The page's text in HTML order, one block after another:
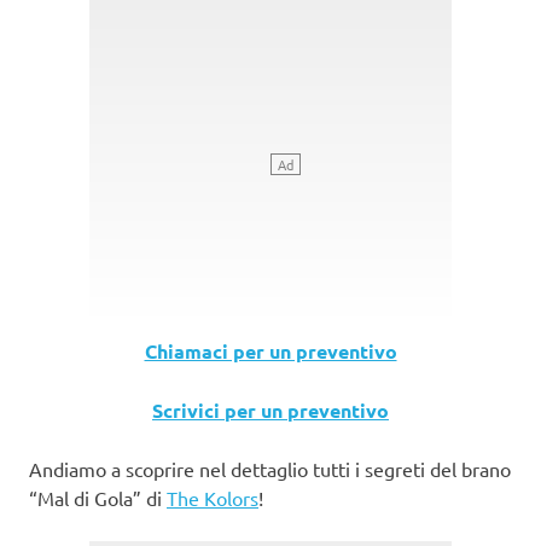
Chiamaci per un preventivo
Scrivici per un preventivo
Andiamo a scoprire nel dettaglio tutti i segreti del brano
“Mal di Gola” di The Kolors!